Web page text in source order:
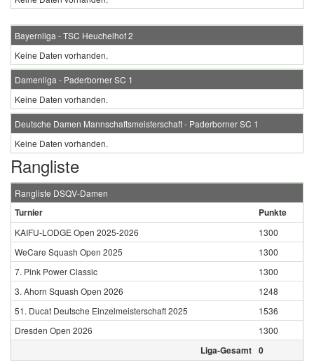
Bayernliga - TSC Heuchelhof 2
Keine Daten vorhanden.
Damenliga - Paderborner SC 1
Keine Daten vorhanden.
Deutsche Damen Mannschaftsmeisterschaft - Paderborner SC 1
Keine Daten vorhanden.
Rangliste
Rangliste DSQV-Damen
Turnier Punkte
KAIFU-LODGE Open 2025-2026
1300
WeCare Squash Open 2025
1300
7. Pink Power Classic
1300
3. Ahorn Squash Open 2026
1248
51. Ducat Deutsche Einzelmeisterschaft 2025
1536
Dresden Open 2026
1300
Liga-Gesamt 0